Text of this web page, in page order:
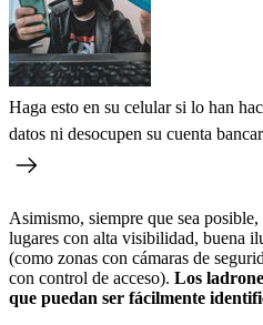
Haga esto en su celular si lo han
datos ni desocupen su cuenta
Asimismo, siempre que sea posible,
lugares con alta visibilidad, buena
(como zonas con cámaras de
con control de acceso). Los
que puedan ser fácilmente